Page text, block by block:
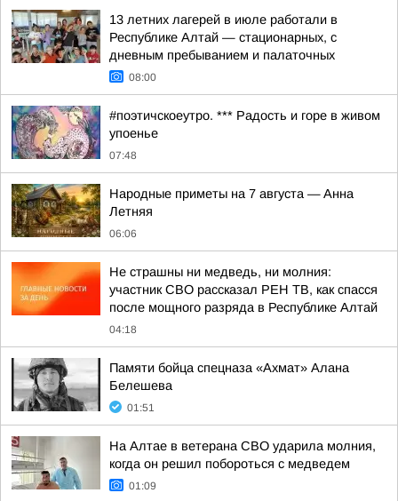
13 летних лагерей в июле работали в
Республике Алтай — стационарных, с
дневным пребыванием и палаточных
08:00
#поэтичскоеутро. *** Радость и горе в живом
упоенье
07:48
Hapoдныe пpимeты нa 7 aвгуcтa — Aннa
Лeтняя
06:06
Не страшны ни медведь, ни молния:
участник СВО рассказал РЕН ТВ, как спасся
после мощного разряда в Республике Алтай
04:18
Памяти бойца спецназа «Ахмат» Алана
Белешева
01:51
На Алтае в ветерана СВО ударила молния,
когда он решил побороться с медведем
01:09